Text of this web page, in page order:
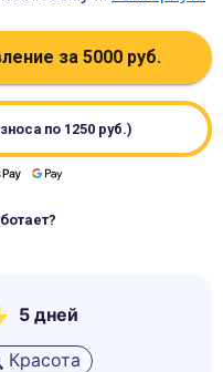
за 5000 руб.
по 1250 руб.)
5 дней
Красота